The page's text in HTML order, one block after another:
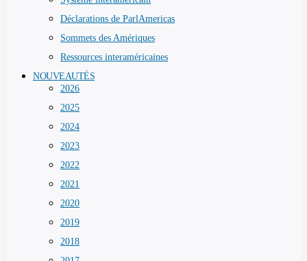
Déclarations de ParlAmericas
Sommets des Amériques
Ressources interaméricaines
NOUVEAUTÉS
2026
2025
2024
2023
2022
2021
2020
2019
2018